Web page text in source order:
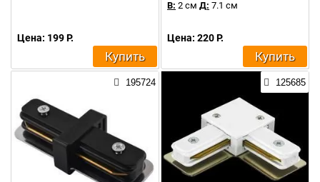
Цена: 199 Р.
Купить
В: 2 см Д: 7.1 см
Цена: 220 Р.
Купить
195724 125685